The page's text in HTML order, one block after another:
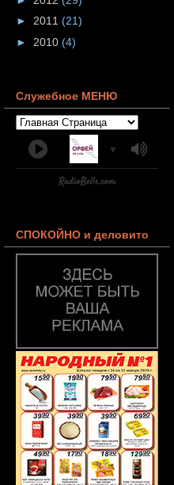
► 2011 (21)
► 2010 (4)
Служебное МЕНЮ
▼
СПОКОЙНО и деловито